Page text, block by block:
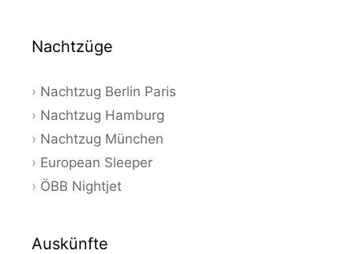
Nachtzüge
Nachtzug Berlin Paris
Nachtzug Hamburg
Nachtzug München
European Sleeper
ÖBB Nightjet
Auskünfte